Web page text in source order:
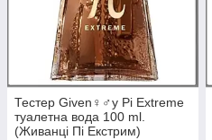
Тестер Given♀♂y Pi Extreme
туалетна вода 100 ml.
(Живанці Пі Екстрим)